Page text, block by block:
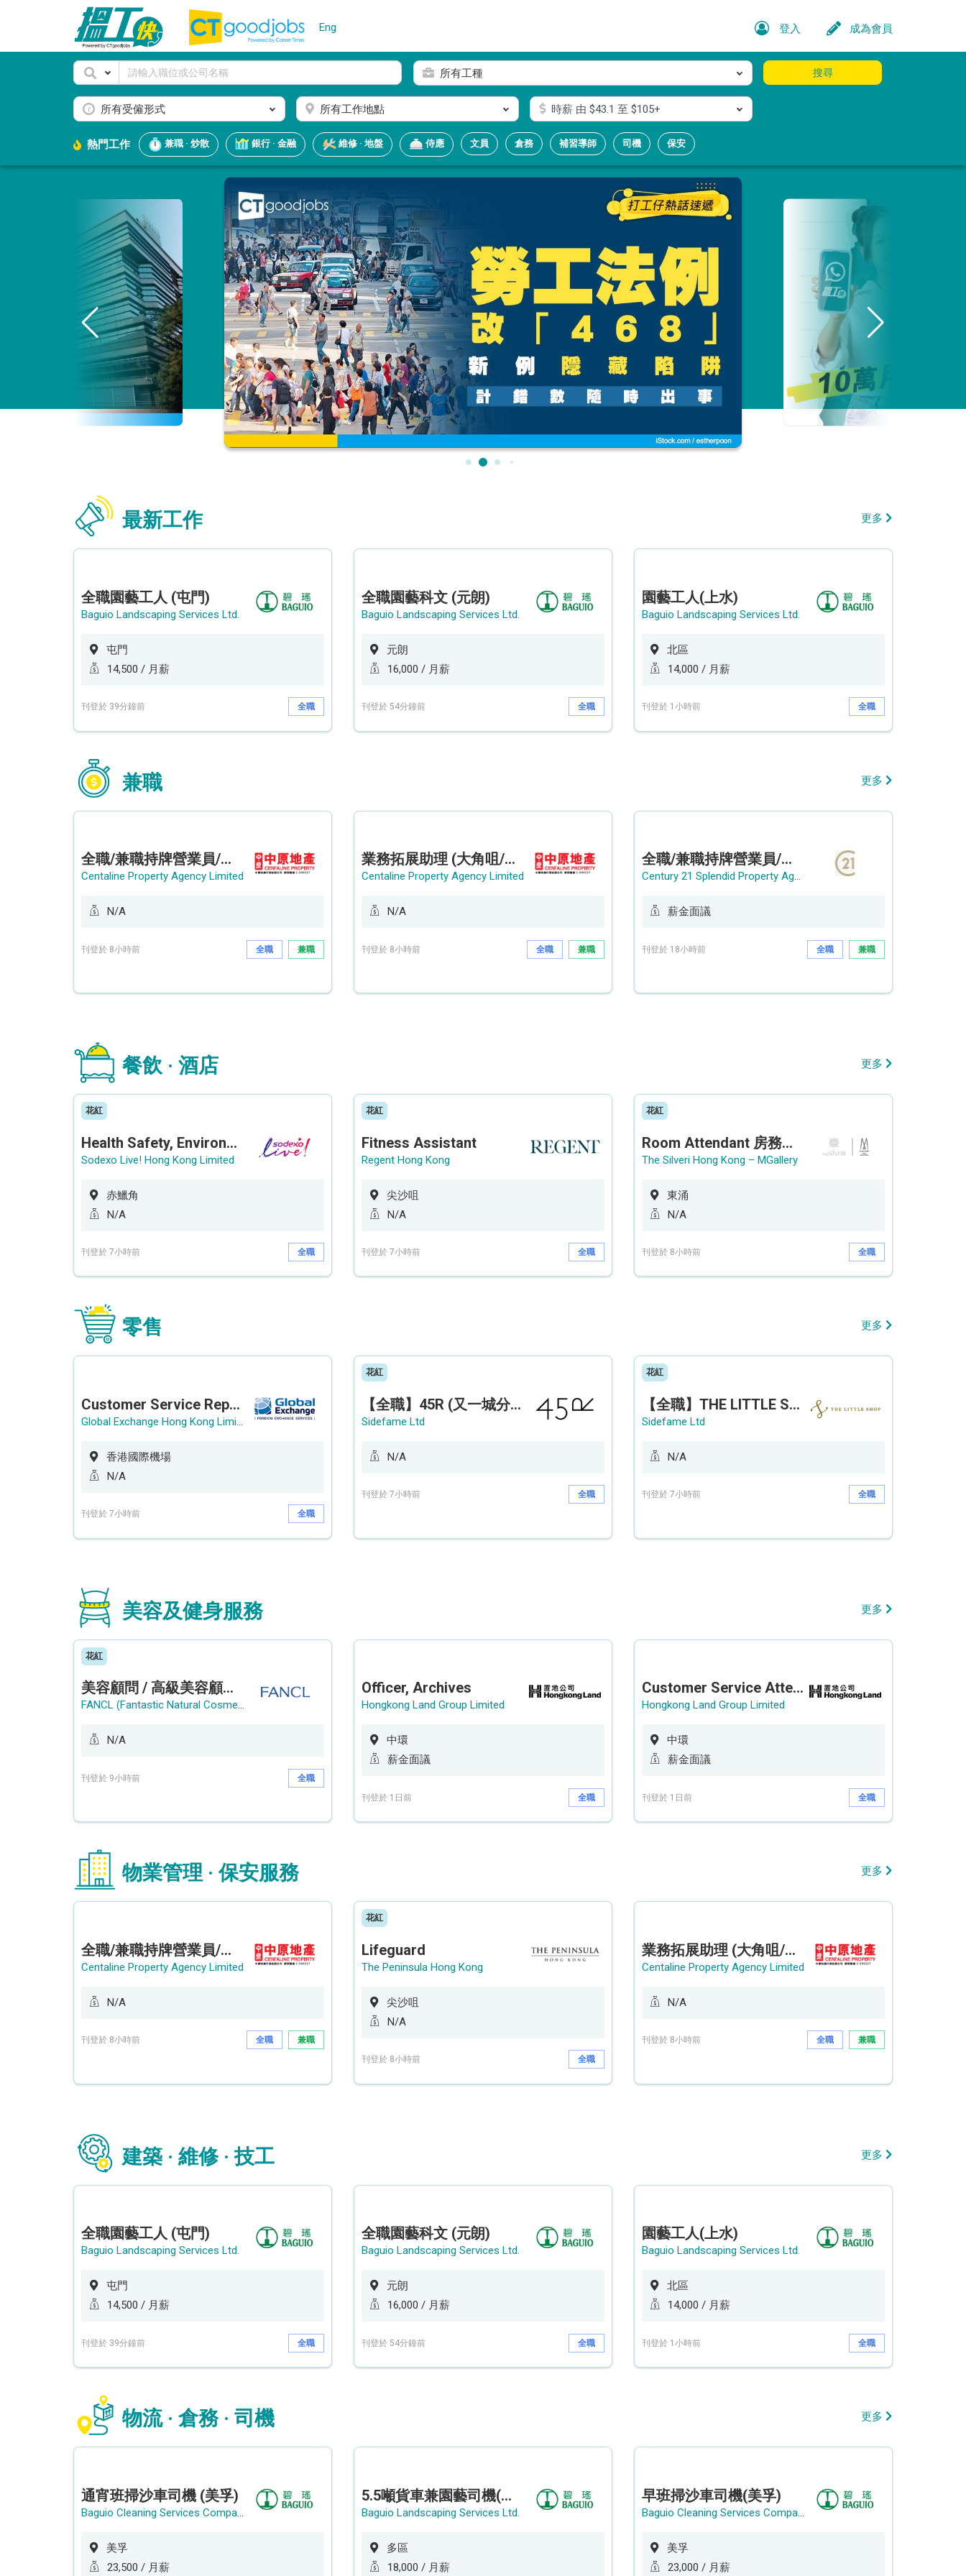
Eng 登入 成為會員
所有工種
所有受僱形式 所有工作地點 時薪由 $43.1 至 $105+
搜尋
熱門工作 兼職 · 炒散 銀行 · 金融 維修 · 地盤 侍應 文員 倉務 補習導師 司機 保安
最新工作 更多
全職園藝工人 (屯門)
Baguio Landscaping Services Ltd.
屯門
14,500 / 月薪
刊登於 39分鐘前 全職
全職園藝科文 (元朗)
Baguio Landscaping Services Ltd.
元朗
16,000 / 月薪
刊登於 54分鐘前 全職
園藝工人(上水)
Baguio Landscaping Services Ltd.
北區
14,000 / 月薪
刊登於 1小時前 全職
兼職 更多
全職/兼職持牌營業員/持牌地產代理 (長沙灣/將軍澳/油塘)
Centaline Property Agency Limited
N/A
刊登於 8小時前 全職 兼職
業務拓展助理 (大角咀/荔枝角/九龍塘)
Centaline Property Agency Limited
N/A
刊登於 8小時前 全職 兼職
全職/兼職持牌營業員/持牌地產代理
Century 21 Splendid Property Agency
薪金面議
刊登於 18小時前 全職 兼職
餐飲 · 酒店 更多
花紅
Health Safety, Environment & Quality Assurance Officer (Maternity cover – 5 months contract)
Sodexo Live! Hong Kong Limited
赤鱲角
N/A
刊登於 7小時前 全職
花紅
Fitness Assistant
Regent Hong Kong
尖沙咀
N/A
刊登於 7小時前 全職
花紅
Room Attendant 房務員 (Accor Hotel)
The Silveri Hong Kong – MGallery
東涌
N/A
刊登於 8小時前 全職
零售 更多
Customer Service Representative (Airport)
Global Exchange Hong Kong Limited
香港國際機場
N/A
刊登於 7小時前 全職
花紅
【全職】45R (又一城分店) Sales Operation Assistant 銷售營運助理【永久保證佣金+新人獎金$3,000】
Sidefame Ltd
N/A
刊登於 7小時前 全職
花紅
【全職】THE LITTLE SHOP (利園分店) Sales Operation Assistant 銷售營運助理【永久保證佣金+新人獎金$3,000】
Sidefame Ltd
N/A
刊登於 7小時前 全職
美容及健身服務 更多
花紅
美容顧問 / 高級美容顧問 (Beauty Consultant / Senior Beauty Consultant)
FANCL (Fantastic Natural Cosmetics Limited)
N/A
刊登於 9小時前 全職
Officer, Archives
Hongkong Land Group Limited
中環
薪金面議
刊登於 1日前 全職
Customer Service Attendant (5-day work)
Hongkong Land Group Limited
中環
薪金面議
刊登於 1日前 全職
物業管理 · 保安服務 更多
全職/兼職持牌營業員/持牌地產代理 (長沙灣/將軍澳/油塘)
Centaline Property Agency Limited
N/A
刊登於 8小時前 全職 兼職
花紅
Lifeguard
The Peninsula Hong Kong
尖沙咀
N/A
刊登於 8小時前 全職
業務拓展助理 (大角咀/荔枝角/九龍塘)
Centaline Property Agency Limited
N/A
刊登於 8小時前 全職 兼職
建築 · 維修 · 技工 更多
全職園藝工人 (屯門)
Baguio Landscaping Services Ltd.
屯門
14,500 / 月薪
刊登於 39分鐘前 全職
全職園藝科文 (元朗)
Baguio Landscaping Services Ltd.
元朗
16,000 / 月薪
刊登於 54分鐘前 全職
園藝工人(上水)
Baguio Landscaping Services Ltd.
北區
14,000 / 月薪
刊登於 1小時前 全職
物流 · 倉務 · 司機 更多
通宵班掃沙車司機 (美孚)
Baguio Cleaning Services Company Limited
美孚
23,500 / 月薪
5.5噸貨車兼園藝司機(港九新界)
Baguio Landscaping Services Ltd.
多區
18,000 / 月薪
早班掃沙車司機(美孚)
Baguio Cleaning Services Company Limited
美孚
23,000 / 月薪